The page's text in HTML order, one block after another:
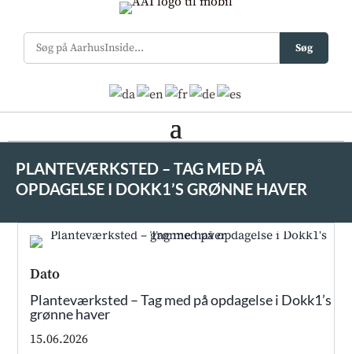
Søg
PLANTEVÆRKSTED – TAG MED PÅ
OPDAGELSE I DOKK1’S GRØNNE HAVER
Dato
Planteværksted – Tag med på opdagelse i Dokk1’s
grønne haver
15.06.2026